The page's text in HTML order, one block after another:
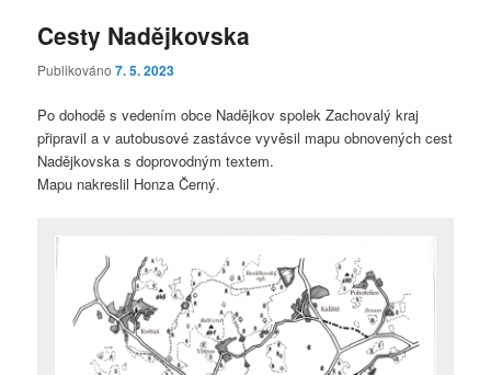
Cesty Nadějkovska
Publikováno7. 5. 2023
Po dohodě s vedením obce Nadějkov spolek Zachovalý kraj
připravil a v autobusové zastávce vyvěsil mapu obnovených cest
Nadějkovska s doprovodným textem.
Mapu nakreslil Honza Černý.